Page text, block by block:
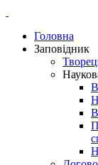
Головна
Заповідник